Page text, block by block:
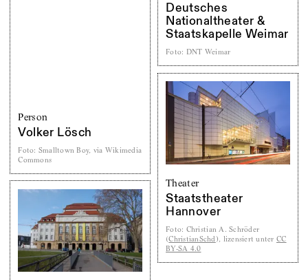
Person
Volker Lösch
Foto: Smalltown Boy, via Wikimedia
Commons
Deutsches
Nationaltheater &
Staatskapelle Weimar
Foto: DNT Weimar
Theater
Staatstheater
Hannover
Foto: Christian A. Schröder
(ChristianSchd), lizensiert unterCC
BY-SA 4.0